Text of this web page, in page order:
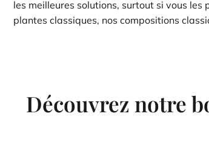
les meilleures solutions, surtout si vous
plantes classiques, nos compositions
Découvrez notre